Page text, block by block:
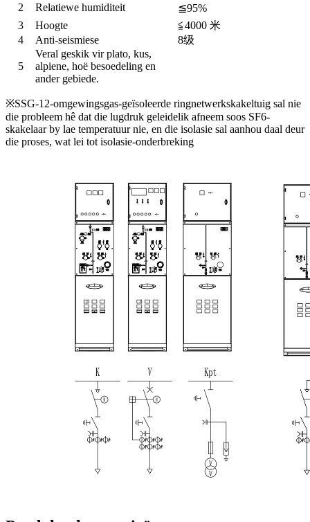
2
Relatiewe humiditeit
≦95%
3
Hoogte
≦4000 米
4
Anti-seismiese 8级
5
Veral geskik vir plato, kus,
alpiene, hoë besoedeling en
ander gebiede.
※SSG-12-omgewingsgas-geïsoleerde ringnetwerkskakeltuig sal nie
die probleem hê dat die lugdruk geleidelik afneem soos SF6-
skakelaar by lae temperatuur nie, en die isolasie sal aanhou daal deur
die proses, wat lei tot isolasie-onderbreking